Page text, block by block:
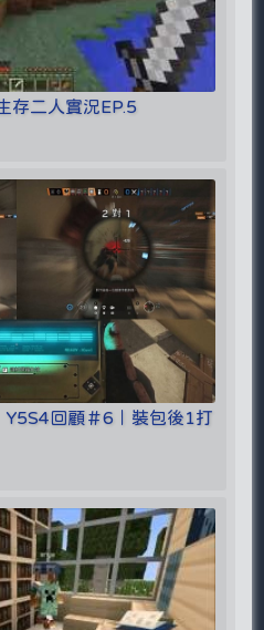
存二人實況EP.5
Y5S4回顧＃6｜裝包後1打